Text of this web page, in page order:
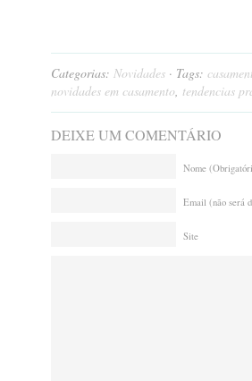
Categorias: Novidades · Tags:
novidades em casamento, tendencias
DEIXE UM COMENTÁRIO
Nome
Email (não será
Site